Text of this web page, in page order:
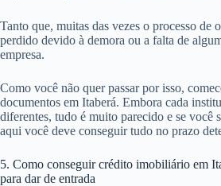
Tanto que, muitas das vezes o processo de
perdido devido à demora ou a falta de
empresa.
Como você não quer passar por isso,
documentos em Itaberá. Embora cada
diferentes, tudo é muito parecido e se você
aqui você deve conseguir tudo no prazo
5. Como conseguir crédito imobiliário em
para dar de entrada